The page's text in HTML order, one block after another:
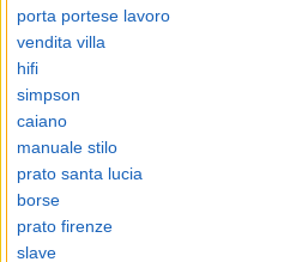
porta portese lavoro
vendita villa
hifi
simpson
caiano
manuale stilo
prato santa lucia
borse
prato firenze
slave